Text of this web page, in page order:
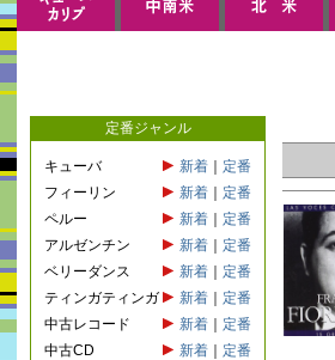
定番ジャンル
キューバ 新着
定番
フィーリン
新着
定番
ペルー
新着
定番
アルゼンチン
新着
定番
ベリーダンス
新着
定番
ティンガティンガ
新着
定番
中古レコード
新着
定番
中古CD
新着
定番